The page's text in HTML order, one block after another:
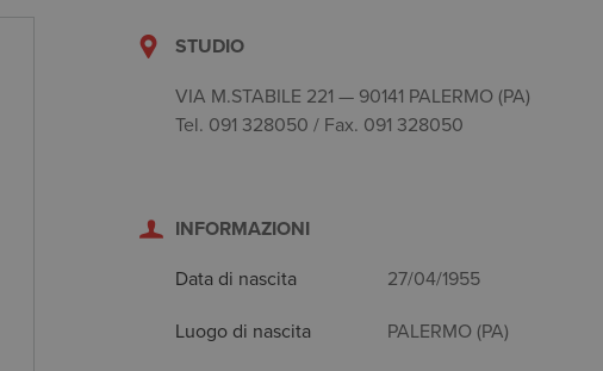
STUDIO
VIA M.STABILE 221 — 90141 PALERMO (PA)
Tel. 091 328050 / Fax. 091 328050
INFORMAZIONI
Data di nascita 27/04/1955
Luogo di nascita PALERMO (PA)